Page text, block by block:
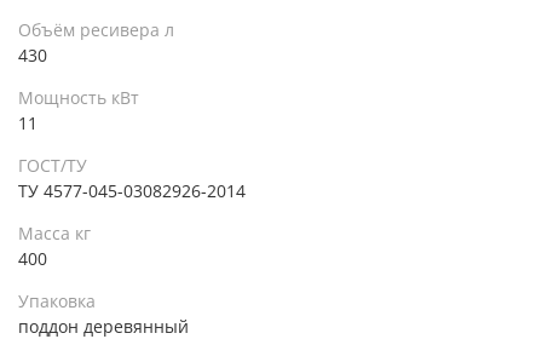
Объём ресивера л
430
Мощность кВт
11
ГОСТ/ТУ
ТУ 4577-045-03082926-2014
Масса кг
400
Упаковка
поддон деревянный